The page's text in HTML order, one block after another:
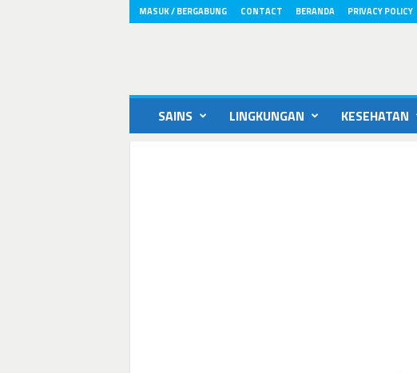
MASUK / BERGABUNG CONTACT BERANDA PRIVACY POLICY
SAINS LINGKUNGAN KESEHATAN